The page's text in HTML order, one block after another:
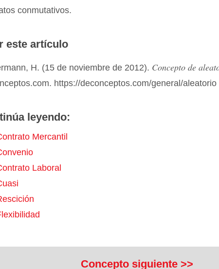
conmutativos.
este artículo
H. (15 de noviembre de 2012). Concepto de
https://deconceptos.com/general/aleatorio
leyendo:
Mercantil
Laboral
Concepto siguiente >>